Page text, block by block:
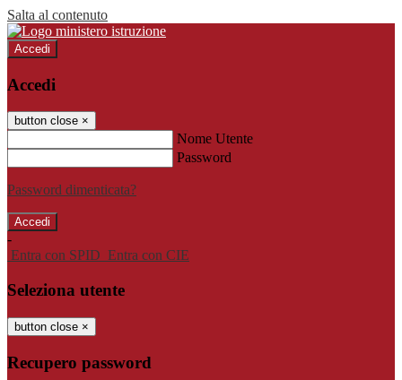
Salta al contenuto
Accedi
Accedi
button close ×
Nome Utente
Password
Password dimenticata?
-
Entra con SPID Entra con CIE
Seleziona utente
button close ×
Recupero password